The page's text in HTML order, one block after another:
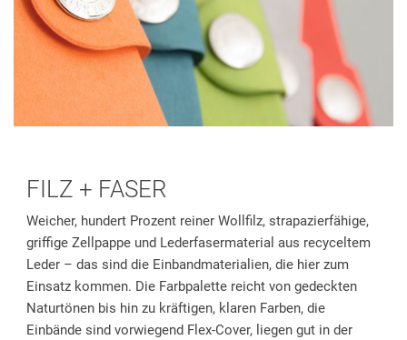
FILZ + FASER
Weicher, hundert Prozent reiner Wollfilz, strapazierfähige,
griffige Zellpappe und Lederfasermaterial aus recyceltem
Leder – das sind die Einbandmaterialien, die hier zum
Einsatz kommen. Die Farbpalette reicht von gedeckten
Naturtönen bis hin zu kräftigen, klaren Farben, die
Einbände sind vorwiegend Flex-Cover, liegen gut in der